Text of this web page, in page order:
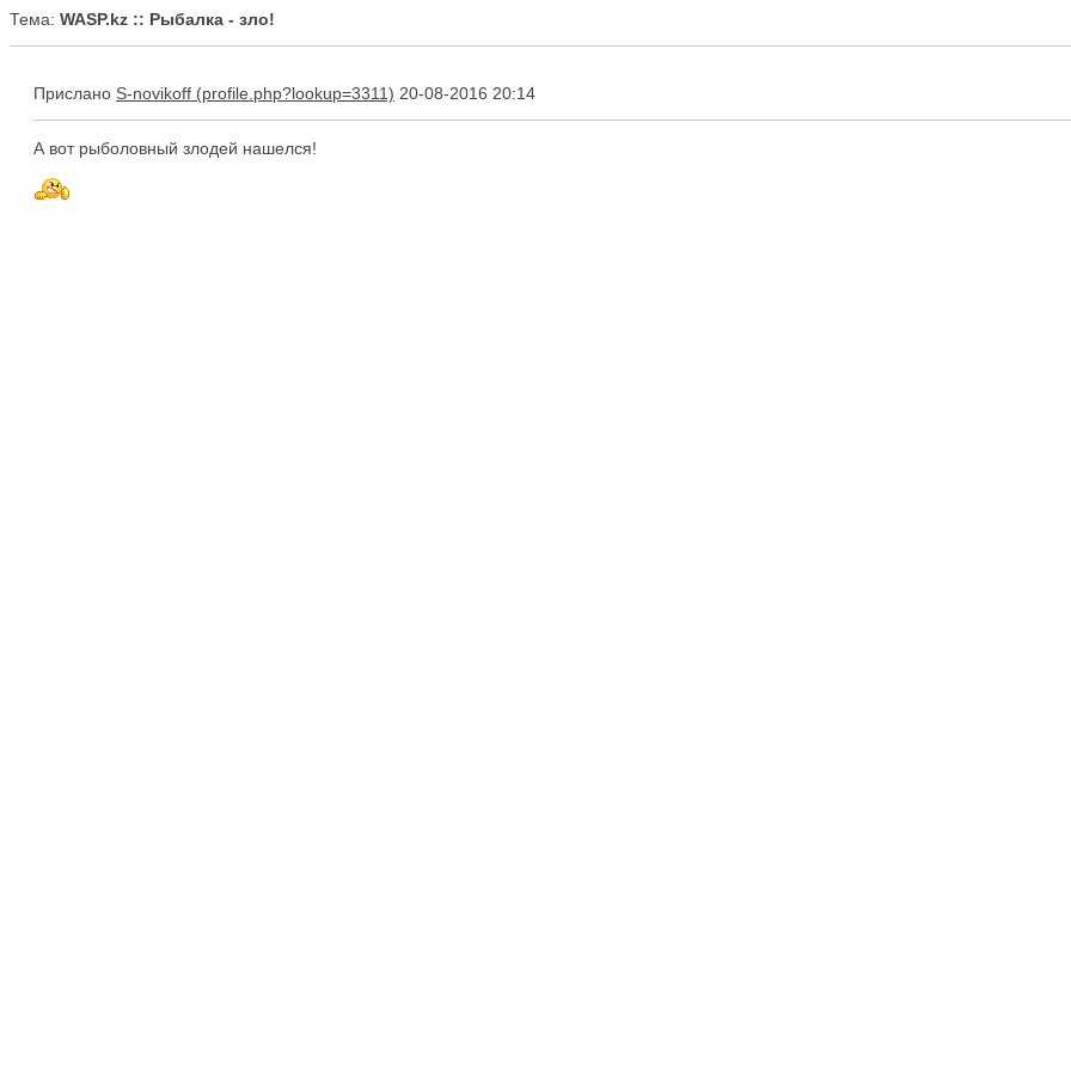
Тема: WASP.kz :: Рыбалка - зло!
Прислано S-novikoff 20-08-2016 20:14
А вот рыболовный злодей нашелся!